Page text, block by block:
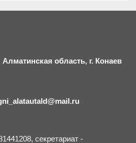
Алматинская область, г. Конаев
секретариат -